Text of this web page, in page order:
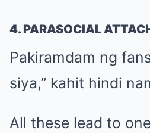
4. PARASOCIAL
Pakiramdam ng
siya,” kahit hindi
All these lead to